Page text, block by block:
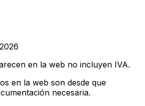
2026
en la web no incluyen IVA.
en la web son desde que
necesaria.